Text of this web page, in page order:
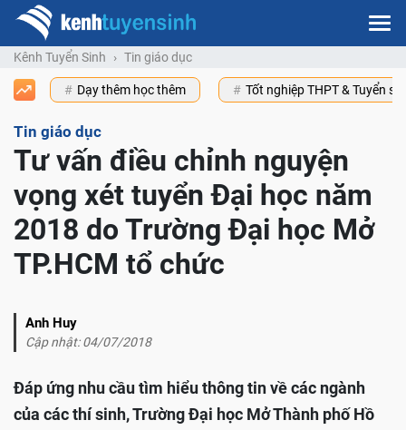
Kênh Tuyển Sinh Tin giáo dục
Dạy thêm học thêm Tốt nghiệp THPT & Tuyển
Tin giáo dục
Tư vấn điều chỉnh nguyện
vọng xét tuyển Đại học năm
2018 do Trường Đại học Mở
TP.HCM tổ chức
Anh Huy
Cập nhật: 04/07/2018
Đáp ứng nhu cầu tìm hiểu thông tin về các ngành
của các thí sinh, Trường Đại học Mở Thành phố Hồ